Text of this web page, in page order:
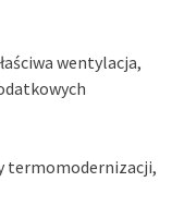
wentylacja,
termomodernizacji,